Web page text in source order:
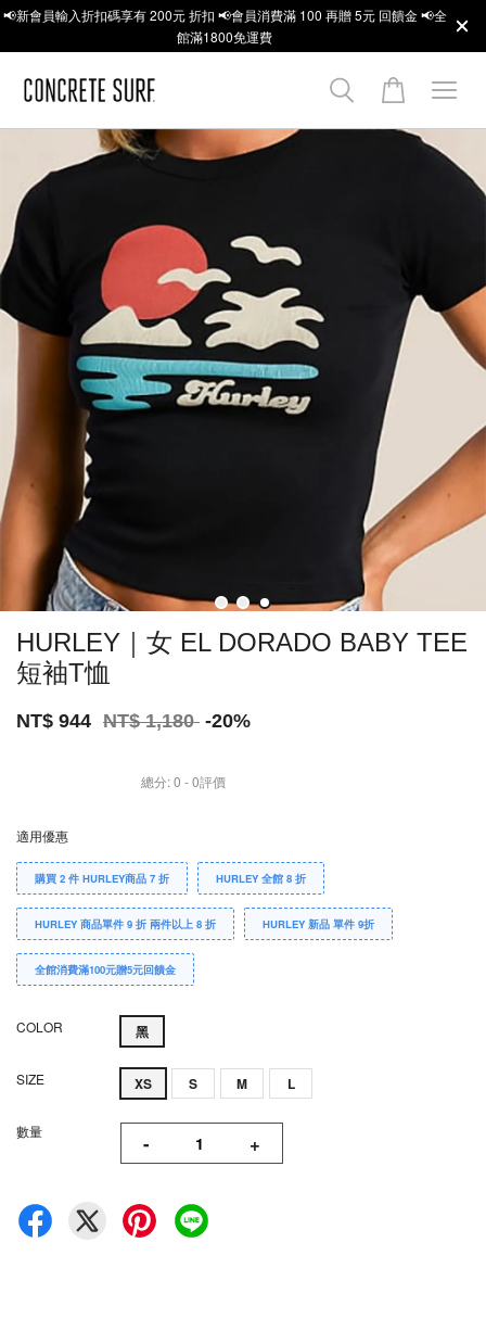
📢新會員輸入折扣碼享有 200元 折扣 📢會員消費滿 100 再贈 5元 回饋金 📢全
館滿1800免運費
HURLEY｜女 EL DORADO BABY TEE
短袖T恤
NT$ 944 NT$ 1,180 -20%
總分:0 -0評價
適用優惠
購買 2 件 HURLEY商品 7 折 HURLEY 全館 8 折
HURLEY 商品單件 9 折 兩件以上 8 折 HURLEY 新品 單件 9折
全館消費滿100元贈5元回饋金
COLOR 黑
SIZE XS S M L
數量 - +